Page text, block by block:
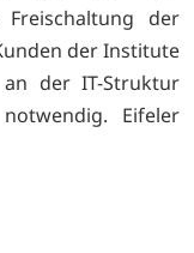
der
der Institute
der IT-Struktur
Eifeler